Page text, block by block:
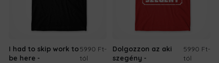
I had to skip work to
be here
5990 Ft-
tól
Dolgozzon az aki
szegény
5990 Ft-
tól